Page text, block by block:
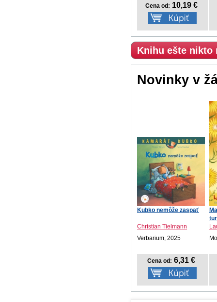
Cena od: 10,19 €
Knihu ešte nikto
Novinky v
Kubko nemôže zaspať
Christian Tielmann
Verbarium, 2025
Cena od: 6,31 €